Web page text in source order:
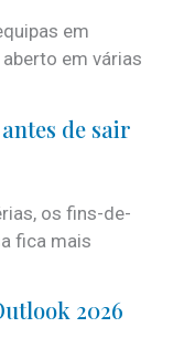
em
em várias
de sair
os fins-de-
fica mais
2026